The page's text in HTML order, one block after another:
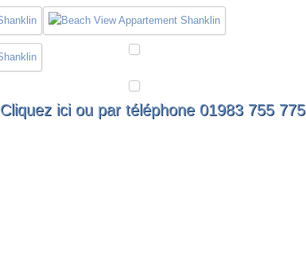
Cliquez ici ou par téléphone 01983 755 775